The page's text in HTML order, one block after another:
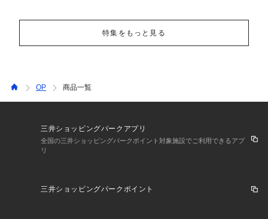
特集をもっと見る
OP 商品一覧
三井ショッピングパークアプリ
全国の三井ショッピングパークポイント対象施設でご利用できるアプ
リ
三井ショッピングパークポイント